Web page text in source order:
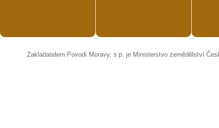
Zakladatelem Povodí Moravy, s.p. je Ministerstvo zemědělství